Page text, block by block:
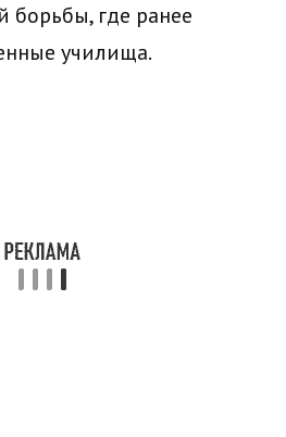
борьбы, где ранее
училища.